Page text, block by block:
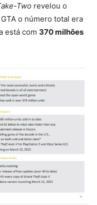
Two revelou o
o número total era
está com 370 milhões